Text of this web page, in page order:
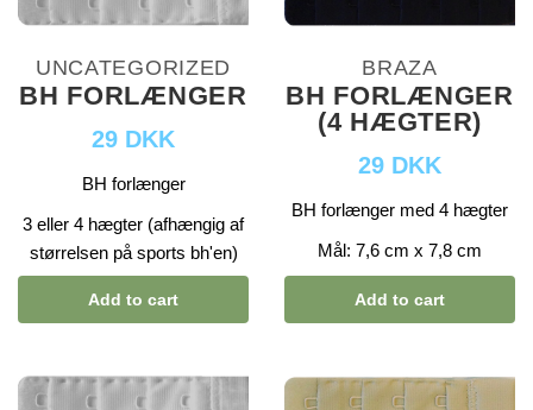
UNCATEGORIZED
BH FORLÆNGER
29 DKK
BH forlænger
3 eller 4 hægter (afhængig af
størrelsen på sports bh'en)
Add to cart
BRAZA
BH FORLÆNGER
(4 HÆGTER)
29 DKK
BH forlænger med 4 hægter
Mål: 7,6 cm x 7,8 cm
Add to cart